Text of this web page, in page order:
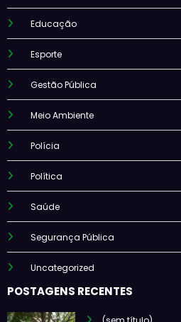
Educação
Esporte
Gestão Pública
Meio Ambiente
Polícia
Política
Saúde
Segurança Pública
Uncategorized
POSTAGENS RECENTES